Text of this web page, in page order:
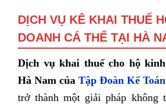
DỊCH VỤ KÊ KHAI THUẾ
DOANH CÁ THỂ TẠI HÀ
Dịch vụ khai thuế cho hộ
Hà Nam của Tập Đoàn Kế
trở thành một giải pháp không